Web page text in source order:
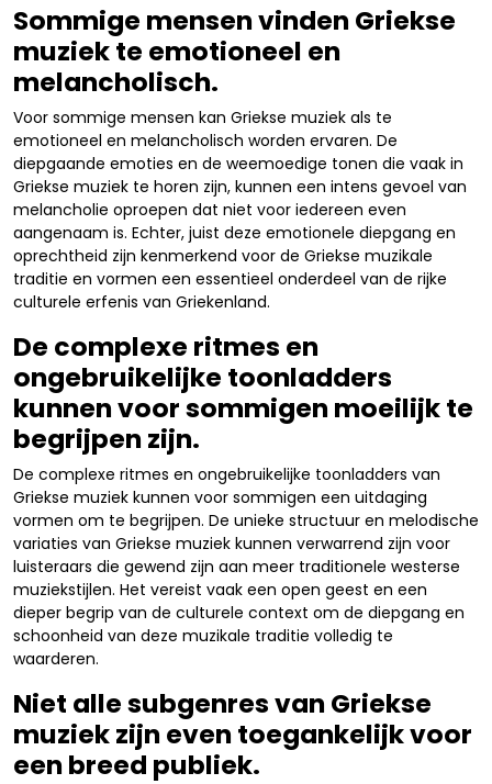
Sommige mensen vinden Griekse
muziek te emotioneel en
melancholisch.
Voor sommige mensen kan Griekse muziek als te
emotioneel en melancholisch worden ervaren. De
diepgaande emoties en de weemoedige tonen die vaak in
Griekse muziek te horen zijn, kunnen een intens gevoel van
melancholie oproepen dat niet voor iedereen even
aangenaam is. Echter, juist deze emotionele diepgang en
oprechtheid zijn kenmerkend voor de Griekse muzikale
traditie en vormen een essentieel onderdeel van de rijke
culturele erfenis van Griekenland.
De complexe ritmes en
ongebruikelijke toonladders
kunnen voor sommigen moeilijk te
begrijpen zijn.
De complexe ritmes en ongebruikelijke toonladders van
Griekse muziek kunnen voor sommigen een uitdaging
vormen om te begrijpen. De unieke structuur en melodische
variaties van Griekse muziek kunnen verwarrend zijn voor
luisteraars die gewend zijn aan meer traditionele westerse
muziekstijlen. Het vereist vaak een open geest en een
dieper begrip van de culturele context om de diepgang en
schoonheid van deze muzikale traditie volledig te
waarderen.
Niet alle subgenres van Griekse
muziek zijn even toegankelijk voor
een breed publiek.